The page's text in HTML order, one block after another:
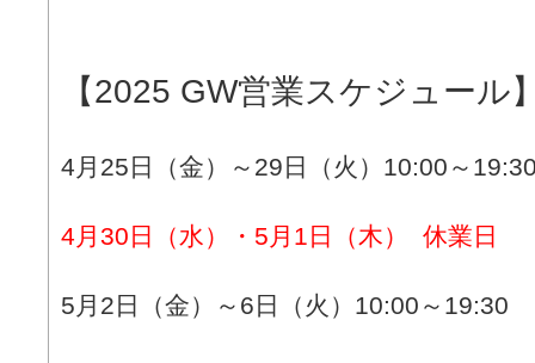
【2025 GW営業スケジュール
4月25日（金）～29日（火）10:00～
4月30日（水）・5月1日（木） 休業日
5月2日（金）～6日（火）10:00～19:30